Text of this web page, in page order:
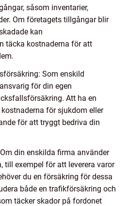
såsom inventarier,
Om företagets tillgångar blir
kan
täcka kostnaderna för att
Som enskild
för din egen
Att ha en
för sjukdom eller
för att tryggt bedriva din
din enskilda firma använder
till exempel för att leverera varor
du en försäkring för dessa
både en trafikförsäkring och
täcker skador på fordonet